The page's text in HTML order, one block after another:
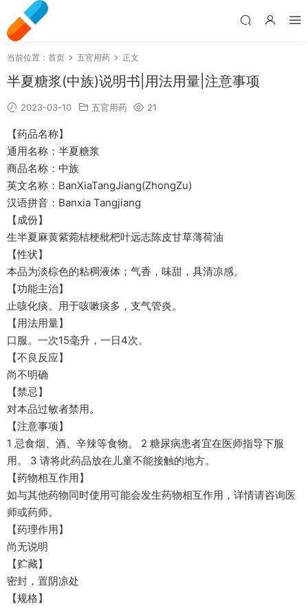
当前位置： 首页 五官用药 正文
半夏糖浆(中族)说明书|用法用量|注意事项
2023-03-10 五官用药 21
【药品名称】
通用名称：半夏糖浆
商品名称：中族
英文名称：BanXiaTangJiang(ZhongZu)
汉语拼音：Banxia Tangjiang
【成份】
生半夏麻黄紫菀桔梗枇杷叶远志陈皮甘草薄荷油
【性状】
本品为淡棕色的粘稠液体；气香，味甜，具清凉感。
【功能主治】
止咳化痰。用于咳嗽痰多，支气管炎。
【用法用量】
口服。一次15毫升，一日4次。
【不良反应】
尚不明确
【禁忌】
对本品过敏者禁用。
【注意事项】
1 忌食烟、酒、辛辣等食物。 2 糖尿病患者宜在医师指导下服
用。 3 请将此药品放在儿童不能接触的地方。
【药物相互作用】
如与其他药物同时使用可能会发生药物相互作用，详情请咨询医
师或药师。
【药理作用】
尚无说明
【贮藏】
密封，置阴凉处
【规格】